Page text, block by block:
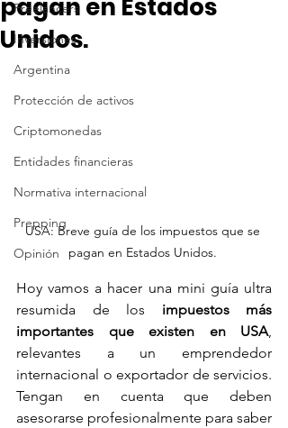
Freelancers
Inversiones
Argentina
Protección de activos
Criptomonedas
Entidades financieras
Normativa internacional
Prepping
Opinión
pagan en Estados
Unidos.
USA: Breve guía de los impuestos que se
pagan en Estados Unidos.
Hoy vamos a hacer una mini guía ultra
resumida de los impuestos más
importantes que existen en USA,
relevantes a un emprendedor
internacional o exportador de servicios.
Tengan en cuenta que deben
asesorarse profesionalmente para saber